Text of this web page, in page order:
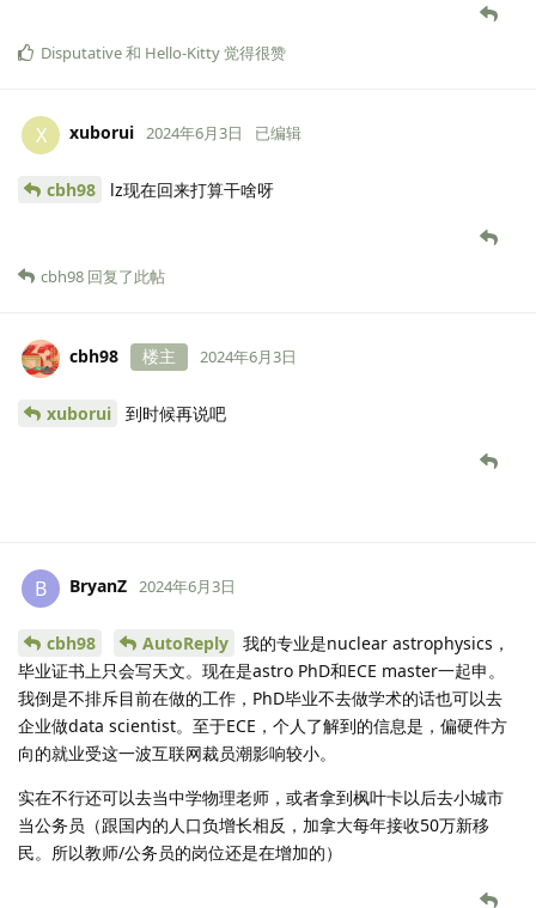
Disputative和 Hello-Kitty觉得很赞
X xuborui 2024年6月3日 已编辑
cbh98 lz现在回来打算干啥呀
cbh98 回复了此帖
cbh98 楼主 2024年6月3日
xuborui 到时候再说吧
B BryanZ 2024年6月3日
cbh98 AutoReply
我的专业是nuclear astrophysics，
毕业证书上只会写天文。现在是astro PhD和ECE master一起申。
我倒是不排斥目前在做的工作，PhD毕业不去做学术的话也可以去
企业做data scientist。至于ECE，个人了解到的信息是，偏硬件方
向的就业受这一波互联网裁员潮影响较小。
实在不行还可以去当中学物理老师，或者拿到枫叶卡以后去小城市
当公务员（跟国内的人口负增长相反，加拿大每年接收50万新移
民。所以教师/公务员的岗位还是在增加的）